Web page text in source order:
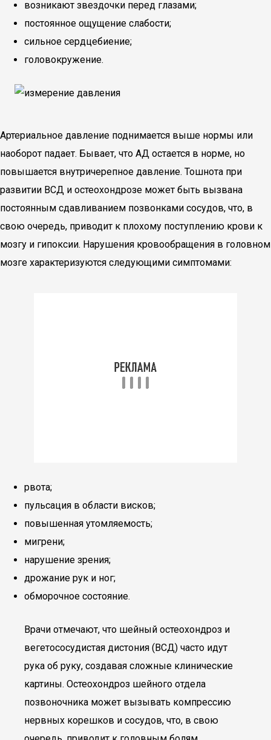
возникают звездочки перед глазами;
постоянное ощущение слабости;
сильное сердцебиение;
головокружение.
Артериальное давление поднимается выше нормы или
наоборот падает. Бывает, что АД остается в норме, но
повышается внутричерепное давление. Тошнота при
развитии ВСД и остеохондрозе может быть вызвана
постоянным сдавливанием позвонками сосудов, что, в
свою очередь, приводит к плохому поступлению крови к
мозгу и гипоксии. Нарушения кровообращения в головном
мозге характеризуются следующими симптомами:
рвота;
пульсация в области висков;
повышенная утомляемость;
мигрени;
нарушение зрения;
дрожание рук и ног;
обморочное состояние.
Врачи отмечают, что шейный остеохондроз и
вегетососудистая дистония (ВСД) часто идут
рука об руку, создавая сложные клинические
картины. Остеохондроз шейного отдела
позвоночника может вызывать компрессию
нервных корешков и сосудов, что, в свою